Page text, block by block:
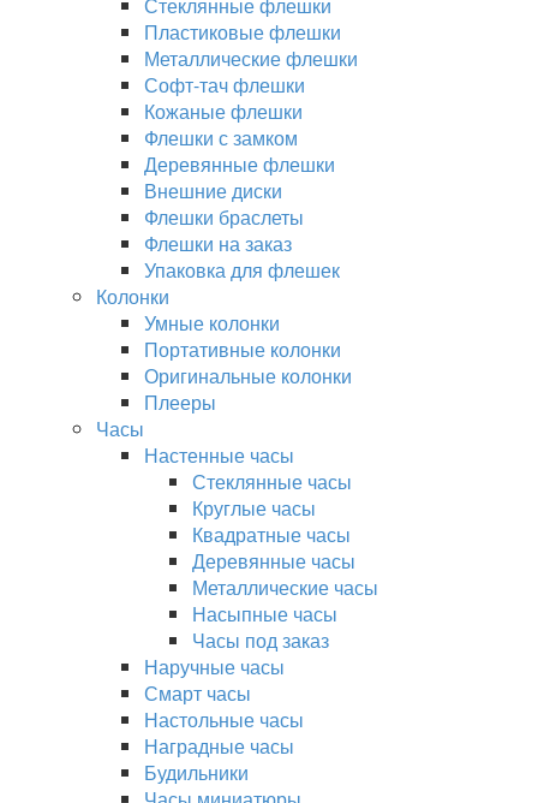
Пластиковые флешки
Металлические флешки
Софт-тач флешки
Кожаные флешки
Флешки с замком
Деревянные флешки
Внешние диски
Флешки браслеты
Флешки на заказ
Упаковка для флешек
Колонки
Умные колонки
Портативные колонки
Оригинальные колонки
Плееры
Часы
Настенные часы
Стеклянные часы
Круглые часы
Квадратные часы
Деревянные часы
Металлические часы
Насыпные часы
Часы под заказ
Наручные часы
Смарт часы
Настольные часы
Наградные часы
Будильники